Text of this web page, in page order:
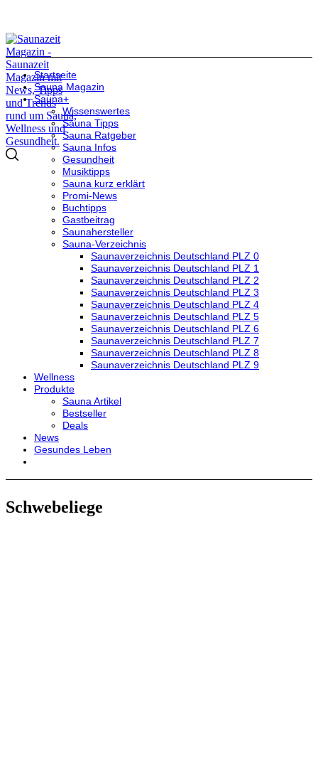
Startseite
Sauna Magazin
Sauna+
Wissenswertes
Sauna Tipps
Sauna Ratgeber
Sauna Infos
Gesundheit
Musiktipps
Sauna kurz erklärt
Promi-News
Buchtipps
Gastbeitrag
Saunahersteller
Sauna-Verzeichnis
Saunaverzeichnis Deutschland PLZ 0
Saunaverzeichnis Deutschland PLZ 1
Saunaverzeichnis Deutschland PLZ 2
Saunaverzeichnis Deutschland PLZ 3
Saunaverzeichnis Deutschland PLZ 4
Saunaverzeichnis Deutschland PLZ 5
Saunaverzeichnis Deutschland PLZ 6
Saunaverzeichnis Deutschland PLZ 7
Saunaverzeichnis Deutschland PLZ 8
Saunaverzeichnis Deutschland PLZ 9
Wellness
Produkte
Sauna Artikel
Bestseller
Deals
News
Gesundes Leben
Schwebeliege